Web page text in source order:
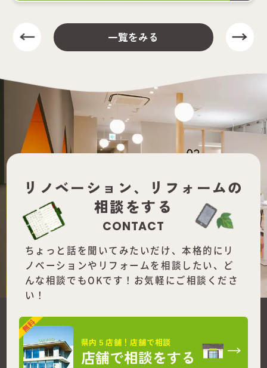
一覧をみる
リノベーション、
リフォームの
相談をする
CONTACT
ちょっと話を聞いてみたいだけ、本格的にリ
ノベーションやリフォームを相談したい、ど
んな相談でもOKです！お気軽にご相談くださ
い！
県内５店舗！店舗で相談
店舗で相談をする